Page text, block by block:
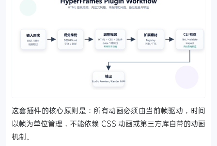
这套插件的核心原则是：所有动画必须由当前帧驱动，时间
以帧为单位管理，不能依赖 CSS 动画或第三方库自带的动画
机制。